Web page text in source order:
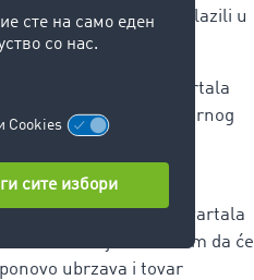
cele Evrope koji su dolazili u
zaključni mesec kvartala
odnos tovara i tovarnog
većih iznenađenja.
Na početku 3. kvartala
nešto dublji – računam da će
ubrzava i tovar